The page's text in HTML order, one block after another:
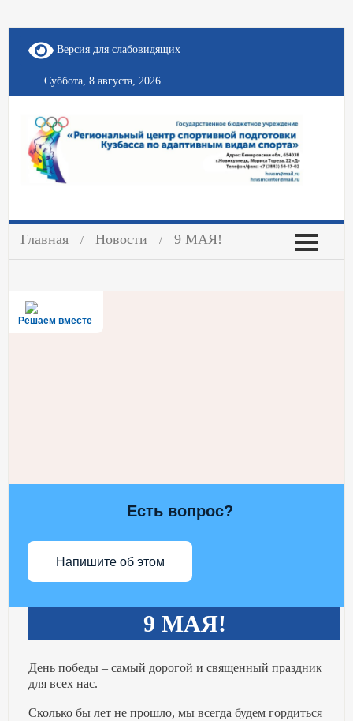
Версия для слабовидящих
Суббота, 8 августа, 2026
Главная Новости 9 МАЯ!
Решаем вместе
Есть вопрос?
Напишите об этом
9 МАЯ!
День победы – самый дорогой и священный праздник
для всех нас.
Сколько бы лет не прошло, мы всегда будем гордиться